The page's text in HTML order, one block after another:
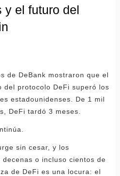
y el futuro del
de DeBank mostraron que el
del protocolo DeFi superó los
estadounidenses. De 1 mil
DeFi tardó 3 meses.
sin cesar, y los
o incluso cientos de
de DeFi es una locura: el